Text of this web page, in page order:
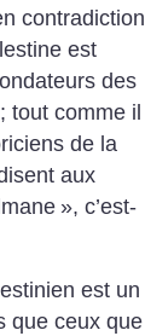
contradiction
est
des
; tout comme il
de la
aux
», c’est-
est un
que ceux que